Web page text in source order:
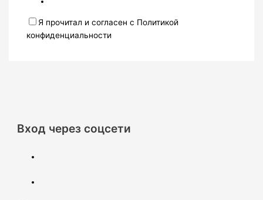
Я прочитал и согласен с Политикой
конфиденциальности
Вход через соцсети